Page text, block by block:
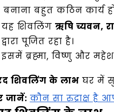
Logout
बनाना बहुत कठिन कार्य
यह शिवलिंगऋषि च्यवन,
द्वारा पूजित रहा है।
इसमें ब्रह्मा, विष्णु और महेश
शिवलिंग के लाभघर में
जानें: कौन सा रुद्राक्ष है